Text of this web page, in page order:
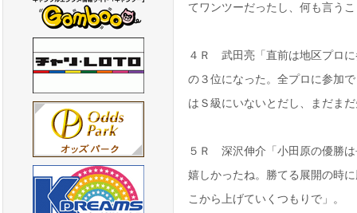
てワンツーだったし、何も言う
４Ｒ 武田亮「直前は地区プロ
の３位になった。全プロに参加
はＳ級にいないとだし、まだま
５Ｒ 深沢伸介「小田原の優勝
嬉しかったね。勝てる展開の時
こから上げていくつもりで」。